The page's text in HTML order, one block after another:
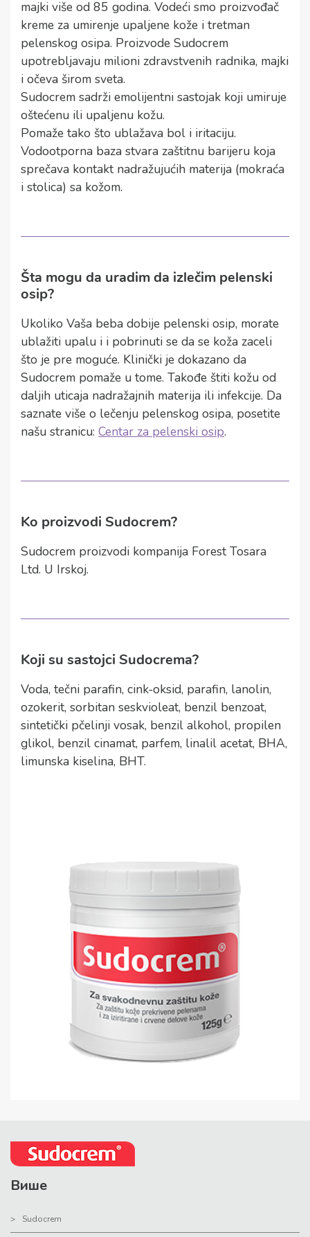
majki više od 85 godina. Vodeći smo proizvođač
kreme za umirenje upaljene kože i tretman
pelenskog osipa. Proizvode Sudocrem
upotrebljavaju milioni zdravstvenih radnika, majki
i očeva širom sveta.
Sudocrem sadrži emolijentni sastojak koji umiruje
oštećenu ili upaljenu kožu.
Pomaže tako što ublažava bol i iritaciju.
Vodootporna baza stvara zaštitnu barijeru koja
sprečava kontakt nadražujućih materija (mokraća
i stolica) sa kožom.
Šta mogu da uradim da izlečim pelenski
osip?
Ukoliko Vaša beba dobije pelenski osip, morate
ublažiti upalu i i pobrinuti se da se koža zaceli
što je pre moguće. Klinički je dokazano da
Sudocrem pomaže u tome. Takođe štiti kožu od
daljih uticaja nadražajnih materija ili infekcije. Da
saznate više o lečenju pelenskog osipa, posetite
našu stranicu: Centar za pelenski osip.
Ko proizvodi Sudocrem?
Sudocrem proizvodi kompanija Forest Tosara
Ltd. U Irskoj.
Koji su sastojci Sudocrema?
Voda, tečni parafin, cink-oksid, parafin, lanolin,
ozokerit, sorbitan seskvioleat, benzil benzoat,
sintetički pčelinji vosak, benzil alkohol, propilen
glikol, benzil cinamat, parfem, linalil acetat, BHA,
limunska kiselina, BHT.
Више
Sudocrem